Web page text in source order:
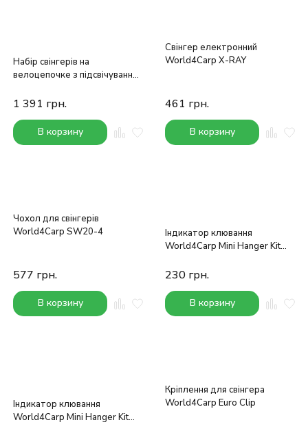
Набір свінгерів на
велоцепочке з підсвічуванням
1 391 грн.
В корзину
Свінгер електронний
World4Carp X-RAY
461 грн.
В корзину
Чохол для свінгерів
World4Carp SW20-4
577 грн.
В корзину
Індикатор клювання
World4Carp Mini Hanger Kit
230 грн.
В корзину
Індикатор клювання
World4Carp Mini Hanger Kit
Кріплення для свінгера
World4Carp Euro Clip